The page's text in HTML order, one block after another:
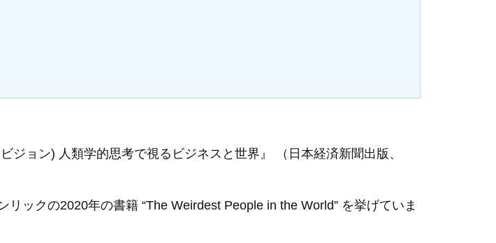
ョン) 人類学的思考で視るビジネスと世界』 （日本経済新聞出版、
ックの2020年の書籍 “The Weirdest People in the World” を挙げていま